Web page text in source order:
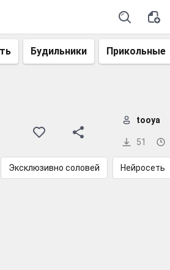
Будильники Прикольные
51
tooya
Эксклюзивно соловей Нейросеть